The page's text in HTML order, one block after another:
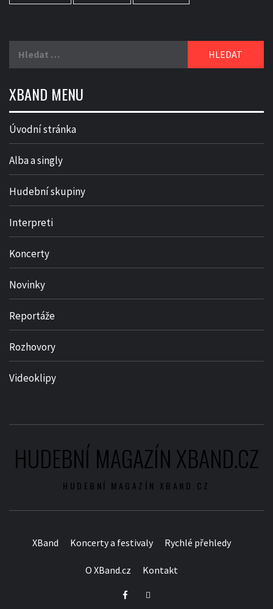
XBAND MENU
Úvodní stránka
Alba a singly
Hudební skupiny
Interpreti
Koncerty
Novinky
Reportáže
Rozhovory
Videoklipy
HUDEBNÍ MAGAZÍN XBAND.CZ
HUDEBNÍ MAGAZÍN XBAND.CZ
XBand Koncerty a festivaly Rychlé přehledy
O XBand.cz Kontakt
FacebookTwitter